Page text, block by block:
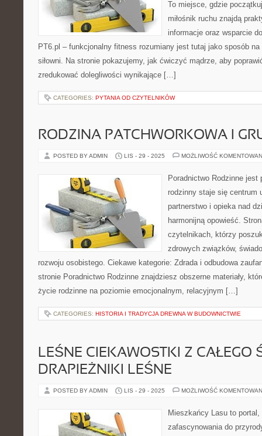
To miejsce, gdzie
miłośnik ruchu znajdą
informacje oraz wsparcie
PT6.pl – funkcjonalny fitness rozumiany jest tutaj jako sposób
siłowni. Na stronie pokazujemy, jak ćwiczyć mądrze, aby
zredukować dolegliwości wynikające […]
CATEGORIES: PYTANIA OD CZYTELNIKÓW
RODZINA PATCHWORKOWA I
POSTED BY ADMIN LIS - 29 - 2025 MOŻLIWOŚĆ
Poradnictwo Rodzinne jest
rodzinny staje się centrum
partnerstwo i opieka nad
harmonijną opowieść.
czytelnikach, którzy
zdrowych związków,
rozwoju osobistego. Ciekawe kategorie: Zdrada i odbudowa
stronie Poradnictwo Rodzinne znajdziesz obszerne materiały,
życie rodzinne na poziomie emocjonalnym, relacyjnym […]
CATEGORIES: HISTORIA I TRADYCJA DREWNA W BUDOWNICTWIE
LEŚNE CIEKAWOSTKI Z CAŁEGO
DRAPIEŻNIKI LEŚNE
POSTED BY ADMIN LIS - 29 - 2025 MOŻLIWOŚĆ
Mieszkańcy Lasu to portal,
zafascynowania do